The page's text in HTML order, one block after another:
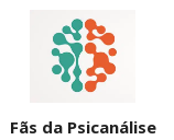
Fãs da Psicanálise